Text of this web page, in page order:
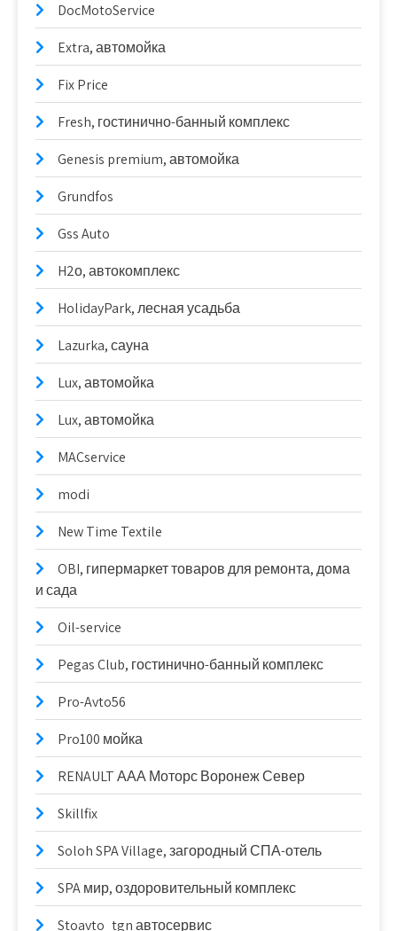
DocMotoService
Extra, автомойка
Fix Price
Fresh, гостинично-банный комплекс
Genesis premium, автомойка
Grundfos
Gss Auto
H2о, автокомплекс
HolidayPark, лесная усадьба
Lazurka, сауна
Lux, автомойка
Lux, автомойка
MACservice
modi
New Time Textile
OBI, гипермаркет товаров для ремонта, дома
и сада
Oil-service
Pegas Club, гостинично-банный комплекс
Pro-Avto56
Pro100 мойка
RENAULT ААА Моторс Воронеж Север
Skillfix
Soloh SPA Village, загородный СПА-отель
SPA мир, оздоровительный комплекс
Stoavto_tgn автосервис